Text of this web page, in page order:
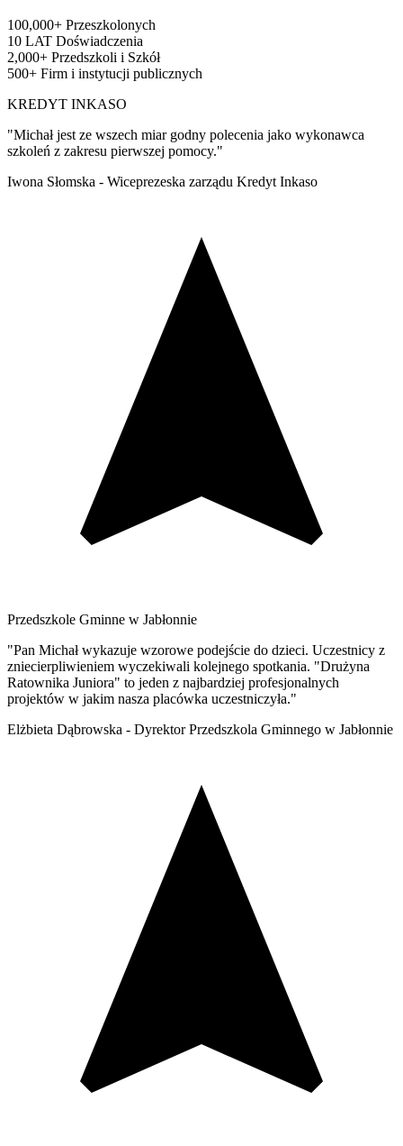
100,000+ Przeszkolonych
10 LAT Doświadczenia
2,000+ Przedszkoli i Szkół
500+ Firm i instytucji publicznych
KREDYT INKASO
"Michał jest ze wszech miar godny polecenia jako wykonawca
szkoleń z zakresu pierwszej pomocy."
Iwona Słomska - Wiceprezeska zarządu Kredyt Inkaso
Przedszkole Gminne w Jabłonnie
"Pan Michał wykazuje wzorowe podejście do dzieci. Uczestnicy z
zniecierpliwieniem wyczekiwali kolejnego spotkania. "Drużyna
Ratownika Juniora" to jeden z najbardziej profesjonalnych
projektów w jakim nasza placówka uczestniczyła."
Elżbieta Dąbrowska - Dyrektor Przedszkola Gminnego w Jabłonnie